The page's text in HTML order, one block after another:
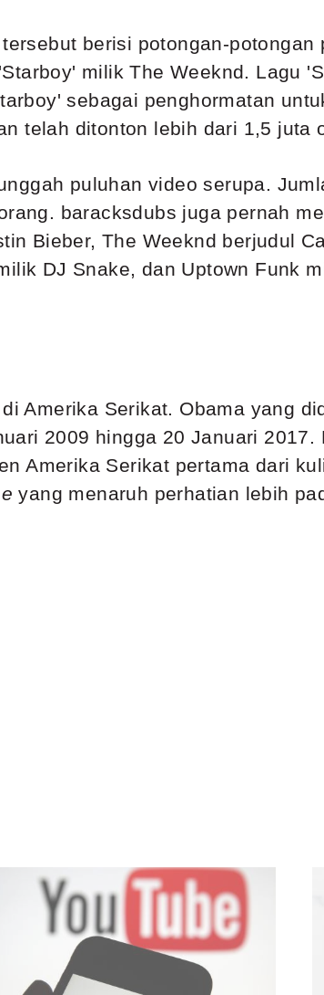
berisi potongan-potongan
milik The Weeknd. Lagu
sebagai penghormatan
telah ditonton lebih dari 1,5 juta
puluhan video serupa.
baracksdubs juga pernah
Bieber, The Weeknd berjudul
DJ Snake, dan Uptown Funk
Amerika Serikat. Obama yang
2009 hingga 20 Januari
Amerika Serikat pertama dari
yang menaruh perhatian lebih